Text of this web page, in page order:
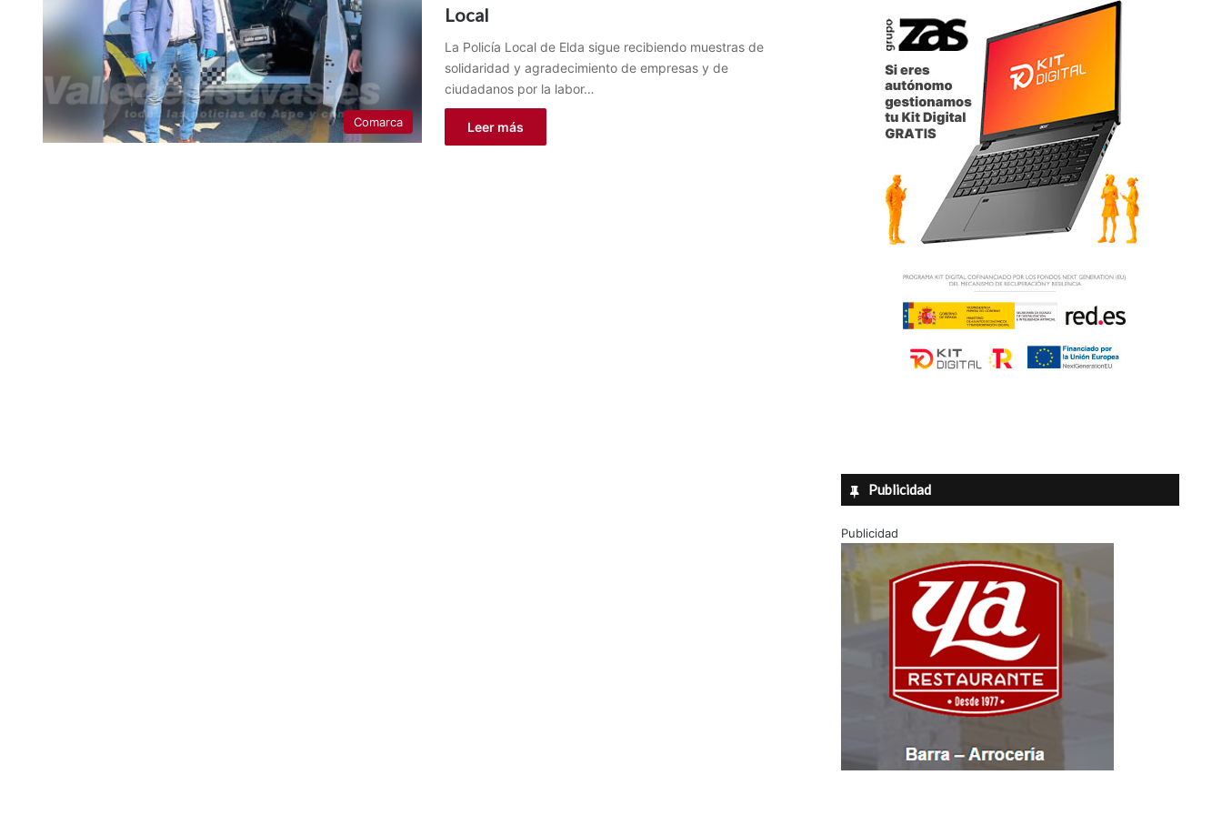
Comarca
Local
La Policía Local de Elda sigue recibiendo muestras de
solidaridad y agradecimiento de empresas y de
ciudadanos por la labor…
Leer más
Publicidad
Publicidad